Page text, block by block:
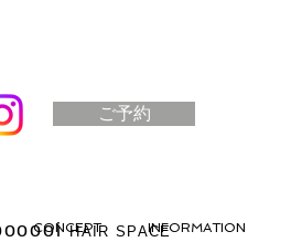
ご予約
CONCEPT INFORMATION
HAIR SPACE